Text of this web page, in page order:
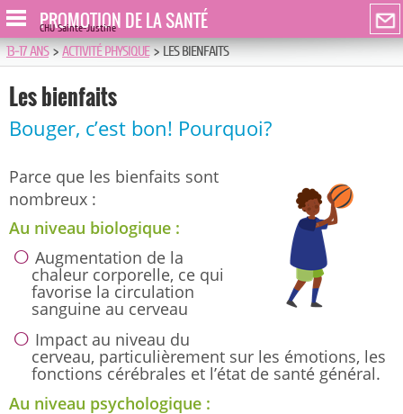
PROMOTION DE LA SANTÉ
CHU Sainte-Justine
13-17 ANS>ACTIVITÉ PHYSIQUE>LES BIENFAITS
Les bienfaits
Bouger, c’est bon! Pourquoi?
Parce que les bienfaits sont
nombreux :
Au niveau biologique :
Augmentation de la
chaleur corporelle, ce qui
favorise la circulation
sanguine au cerveau
Impact au niveau du
cerveau, particulièrement sur les émotions, les
fonctions cérébrales et l’état de santé général.
Au niveau psychologique :